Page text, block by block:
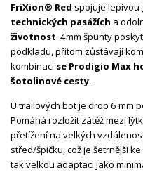
FriXion® Red spojuje lepivou
technických pasážích a
životnost. 4mm špunty
podkladu, přitom zůstávají
kombinaci se Prodigio Max
šotolinové cesty.
U trailových bot je drop 6 mm
Pomáhá rozložit zátěž mezi
přetížení na velkých
střed/špičku, což je šetrnější
tak velkou adaptaci jako